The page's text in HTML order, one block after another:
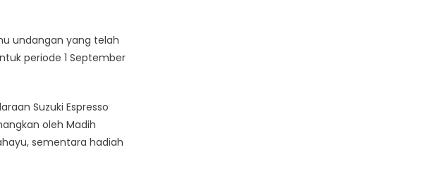
undangan yang telah
periode 1 September
Suzuki Espresso
oleh Madih
sementara hadiah